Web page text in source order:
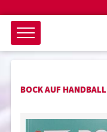
Objektsuche
als ganzes Wort suchen
BOCK AUF HANDBALL